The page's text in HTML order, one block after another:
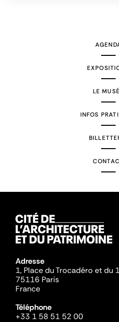
LE
INFOS
Adresse
1, Place du Trocadéro et du
75116 Paris
France
Téléphone
+33 1 58 51 52 00